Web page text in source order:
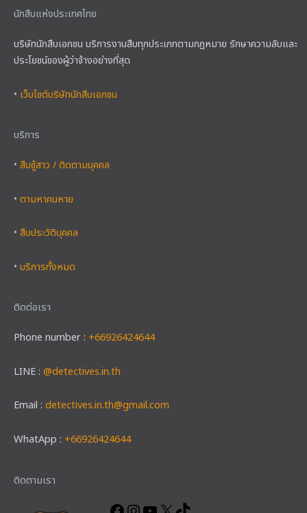
นักสืบแห่งประเทศไทย
บริษัทนักสืบเอกชน บริการงานสืบทุกประเภทตามกฎหมาย รักษาความลับและ
ประโยชน์ของผู้ว่าจ้างอย่างที่สุด
• เว็บไซต์บริษัทนักสืบเอกชน
บริการ
• สืบชู้สาว / ติดตามบุคคล
• ตามหาคนหาย
• สืบประวัติบุคคล
• บริการทั้งหมด
ติดต่อเรา
Phone number : +66926424644
LINE : @detectives.in.th
Email : detectives.in.th@gmail.com
WhatApp : +66926424644
ติดตามเรา